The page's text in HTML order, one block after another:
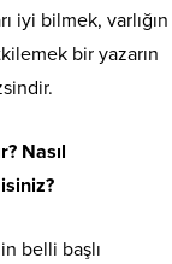
iyi bilmek, varlığın
bir yazarın
Nasıl
belli başlı